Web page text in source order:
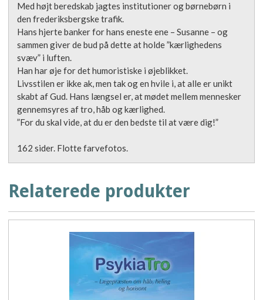
Med højt beredskab jagtes institutioner og børnebørn i
den frederiksbergske trafik.
Hans hjerte banker for hans eneste ene – Susanne – og
sammen giver de bud på dette at holde ”kærlighedens
svæv” i luften.
Han har øje for det humoristiske i øjeblikket.
Livsstilen er ikke ak, men tak og en hvile i, at alle er unikt
skabt af Gud. Hans længsel er, at mødet mellem mennesker
gennemsyres af tro, håb og kærlighed.
”For du skal vide, at du er den bedste til at være dig!”
162 sider. Flotte farvefotos.
Relaterede produkter